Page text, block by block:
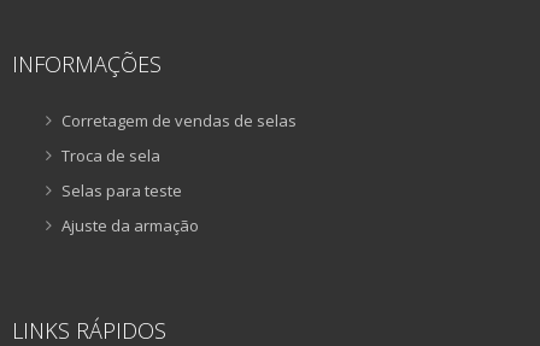
INFORMAÇÕES
Corretagem de vendas de selas
Troca de sela
Selas para teste
Ajuste da armação
LINKS RÁPIDOS